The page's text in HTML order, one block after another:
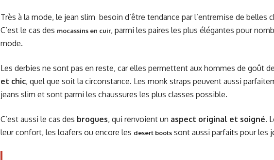
Très à la mode, le jean slim besoin d’être tendance par l’entremise de belles
C’est le cas des mocassins en cuir, parmi les paires les plus élégantes pour
mode.
Les derbies ne sont pas en reste, car elles permettent aux hommes de goût
et chic, quel que soit la circonstance. Les monk straps peuvent aussi
jeans slim et sont parmi les chaussures les plus classes possible.
C’est aussi le cas des brogues, qui renvoient un aspect original et soigné.
leur confort, les loafers ou encore les desert boots sont aussi parfaits pour les